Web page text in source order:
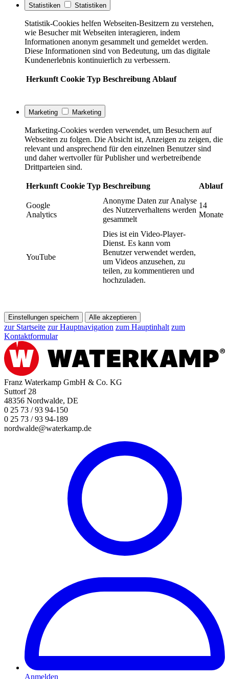
Statistiken Statistiken
Statistik-Cookies helfen Webseiten-Besitzern zu verstehen,
wie Besucher mit Webseiten interagieren, indem
Informationen anonym gesammelt und gemeldet werden.
Diese Informationen sind von Bedeutung, um das digitale
Kundenerlebnis kontinuierlich zu verbessern.
Herkunft Cookie Typ Beschreibung Ablauf
Marketing Marketing
Marketing-Cookies werden verwendet, um Besuchern auf
Webseiten zu folgen. Die Absicht ist, Anzeigen zu zeigen, die
relevant und ansprechend für den einzelnen Benutzer sind
und daher wertvoller für Publisher und werbetreibende
Drittparteien sind.
Herkunft Cookie Typ Beschreibung Ablauf
Google
Analytics
Anonyme Daten zur Analyse
des Nutzerverhaltens werden
gesammelt
14
Monate
YouTube
Dies ist ein Video-Player-
Dienst. Es kann vom
Benutzer verwendet werden,
um Videos anzusehen, zu
teilen, zu kommentieren und
hochzuladen.
Einstellungen speichern Alle akzeptieren
zur Startseite zur Hauptnavigation zum Hauptinhalt zum
Kontaktformular
Franz Waterkamp GmbH & Co. KG
Suttorf 28
48356 Nordwalde, DE
0 25 73 / 93 94-150
0 25 73 / 93 94-189
nordwalde@waterkamp.de
Anmelden